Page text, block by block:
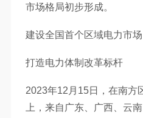
市场格局初步形成。
建设全国首个区域电力市场
打造电力体制改革标杆
2023年12月15日，在南方
上，来自广东、广西、云